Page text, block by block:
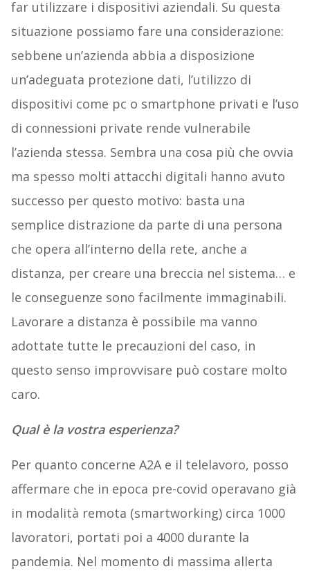
far utilizzare i dispositivi aziendali. Su questa
situazione possiamo fare una considerazione:
sebbene un’azienda abbia a disposizione
un’adeguata protezione dati, l’utilizzo di
dispositivi come pc o smartphone privati e l’uso
di connessioni private rende vulnerabile
l’azienda stessa. Sembra una cosa più che ovvia
ma spesso molti attacchi digitali hanno avuto
successo per questo motivo: basta una
semplice distrazione da parte di una persona
che opera all’interno della rete, anche a
distanza, per creare una breccia nel sistema… e
le conseguenze sono facilmente immaginabili.
Lavorare a distanza è possibile ma vanno
adottate tutte le precauzioni del caso, in
questo senso improvvisare può costare molto
caro.
Qual è la vostra esperienza?
Per quanto concerne A2A e il telelavoro, posso
affermare che in epoca pre-covid operavano già
in modalità remota (smartworking) circa 1000
lavoratori, portati poi a 4000 durante la
pandemia. Nel momento di massima allerta